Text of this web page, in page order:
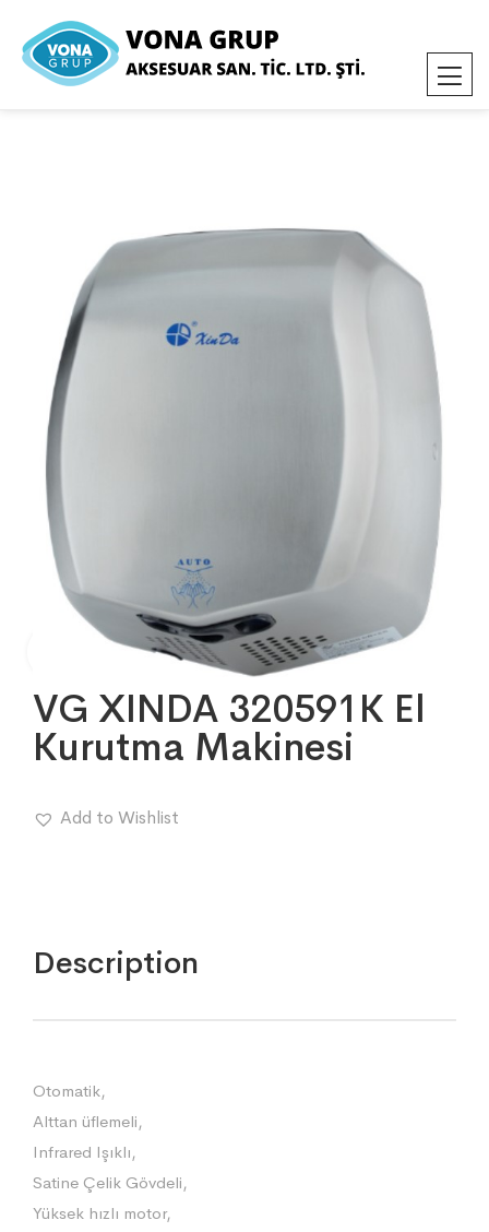
VG XINDA 320591K El
Kurutma Makinesi
Add to Wishlist
Description
Otomatik,
Alttan üflemeli,
Infrared Işıklı,
Satine Çelik Gövdeli,
Yüksek hızlı motor,